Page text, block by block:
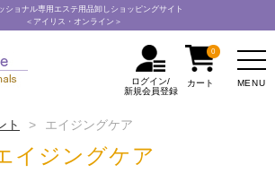
MENU
ログイン/
新規会員登録
カート
0
ショナル専用エステ用品卸しショッピングサイト
＜アイリス・オンライン＞
ト エイジングケア
イジングケア